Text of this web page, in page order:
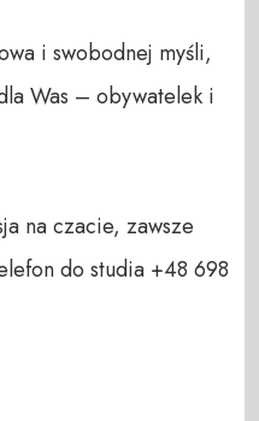
i swobodnej myśli,
Was – obywatelek i
na czacie, zawsze
do studia +48 698